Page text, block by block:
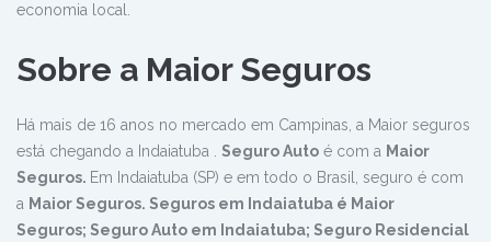
economia local.
Sobre a Maior Seguros
Há mais de 16 anos no mercado em Campinas, a Maior seguros
está chegando a Indaiatuba . Seguro Auto é com a Maior
Seguros. Em Indaiatuba (SP) e em todo o Brasil, seguro é com
a Maior Seguros. Seguros em Indaiatuba é Maior
Seguros; Seguro Auto em Indaiatuba; Seguro Residencial